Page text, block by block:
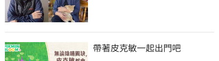
帶著皮克敏一起出門吧